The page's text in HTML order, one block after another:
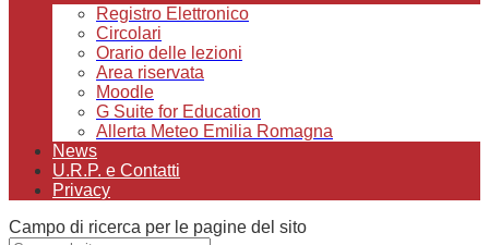
Registro Elettronico
Circolari
Orario delle lezioni
Area riservata
Moodle
G Suite for Education
Allerta Meteo Emilia Romagna
News
U.R.P. e Contatti
Privacy
Campo di ricerca per le pagine del sito